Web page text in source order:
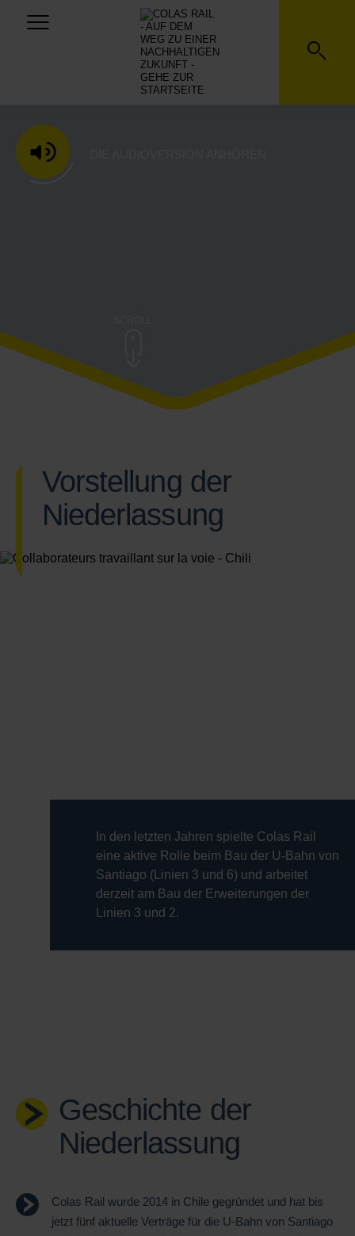
Vorstellung der
Niederlassung
In den letzten Jahren spielte Colas Rail
eine aktive Rolle beim Bau der U-Bahn von
Santiago (Linien 3 und 6) und arbeitet
derzeit am Bau der Erweiterungen der
Linien 3 und 2.
Geschichte der
Niederlassung
Colas Rail wurde 2014 in Chile gegründet und hat bis
jetzt fünf aktuelle Verträge für die U-Bahn von Santiago